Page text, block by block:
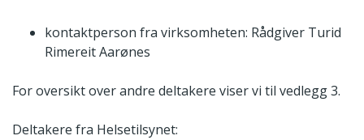
kontaktperson fra virksomheten: Rådgiver Turid
Rimereit Aarønes
For oversikt over andre deltakere viser vi til vedlegg 3.
Deltakere fra Helsetilsynet: